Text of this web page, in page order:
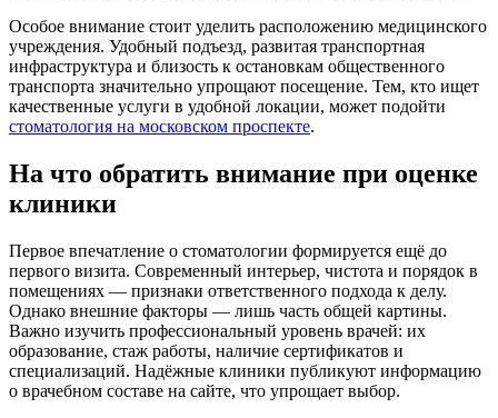
Особое внимание стоит уделить расположению медицинского
учреждения. Удобный подъезд, развитая транспортная
инфраструктура и близость к остановкам общественного
транспорта значительно упрощают посещение. Тем, кто ищет
качественные услуги в удобной локации, может подойти
стоматология на московском проспекте.
На что обратить внимание при оценке
клиники
Первое впечатление о стоматологии формируется ещё до
первого визита. Современный интерьер, чистота и порядок в
помещениях — признаки ответственного подхода к делу.
Однако внешние факторы — лишь часть общей картины.
Важно изучить профессиональный уровень врачей: их
образование, стаж работы, наличие сертификатов и
специализаций. Надёжные клиники публикуют информацию
о врачебном составе на сайте, что упрощает выбор.